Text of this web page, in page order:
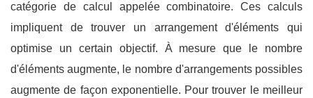
catégorie de calcul appelée combinatoire. Ces calculs
impliquent de trouver un arrangement d'éléments qui
optimise un certain objectif. À mesure que le nombre
d'éléments augmente, le nombre d'arrangements possibles
augmente de façon exponentielle. Pour trouver le meilleur